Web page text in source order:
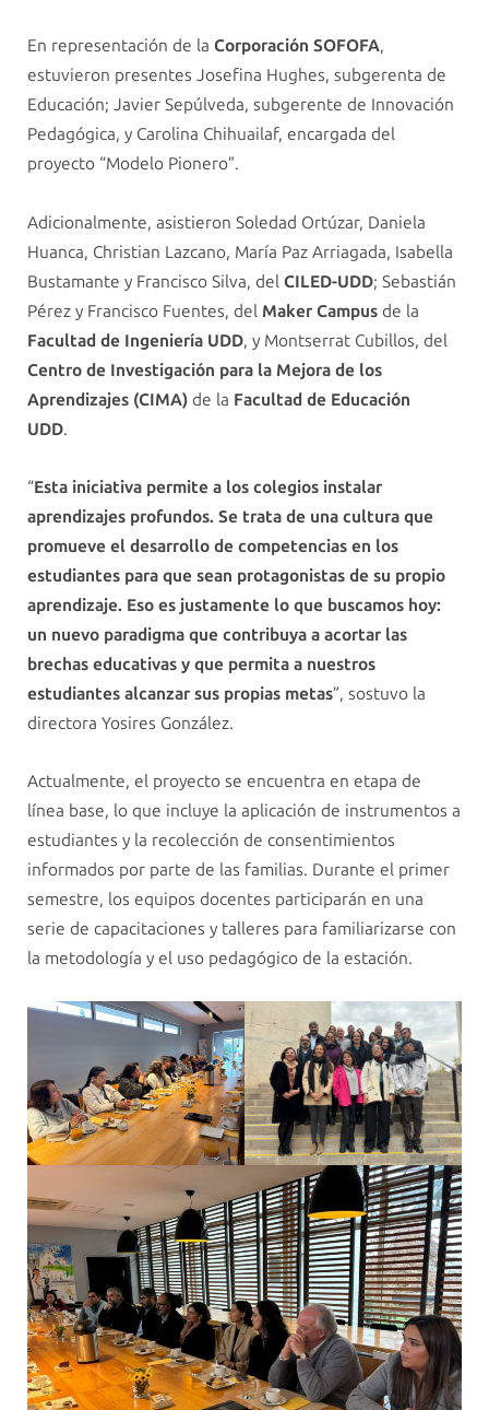
En representación de la Corporación SOFOFA,
estuvieron presentes Josefina Hughes, subgerenta de
Educación; Javier Sepúlveda, subgerente de Innovación
Pedagógica, y Carolina Chihuailaf, encargada del
proyecto “Modelo Pionero”.
Adicionalmente, asistieron Soledad Ortúzar, Daniela
Huanca, Christian Lazcano, María Paz Arriagada, Isabella
Bustamante y Francisco Silva, del CILED-UDD; Sebastián
Pérez y Francisco Fuentes, del Maker Campus de la
Facultad de Ingeniería UDD, y Montserrat Cubillos, del
Centro de Investigación para la Mejora de los
Aprendizajes (CIMA) de la Facultad de Educación
UDD.
“Esta iniciativa permite a los colegios instalar
aprendizajes profundos. Se trata de una cultura que
promueve el desarrollo de competencias en los
estudiantes para que sean protagonistas de su propio
aprendizaje. Eso es justamente lo que buscamos hoy:
un nuevo paradigma que contribuya a acortar las
brechas educativas y que permita a nuestros
estudiantes alcanzar sus propias metas”, sostuvo la
directora Yosires González.
Actualmente, el proyecto se encuentra en etapa de
línea base, lo que incluye la aplicación de instrumentos a
estudiantes y la recolección de consentimientos
informados por parte de las familias. Durante el primer
semestre, los equipos docentes participarán en una
serie de capacitaciones y talleres para familiarizarse con
la metodología y el uso pedagógico de la estación.